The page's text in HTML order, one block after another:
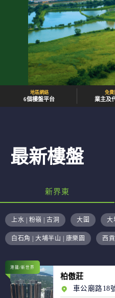
地區網絡
6個樓盤平台
免費
業主及
最新樓盤
新界東
上水 | 粉嶺 | 古洞 大圍 大
白石角 | 大埔半山 | 康樂園 西貢
港鐵/新世界
柏傲莊
車公廟路18